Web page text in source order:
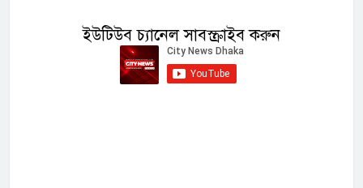
ইউটিউব চ্যানেল সাবস্ক্রাইব করুন